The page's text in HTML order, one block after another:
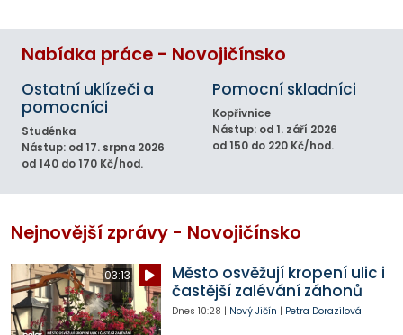
Nabídka práce - Novojičínsko
Ostatní uklízeči a
pomocníci
Studénka
Nástup: od 17. srpna 2026
od 140 do 170 Kč/hod.
Pomocní skladníci
Kopřivnice
Nástup: od 1. září 2026
od 150 do 220 Kč/hod.
Nejnovější zprávy - Novojičínsko
03:13
Město osvěžují kropení ulic i
častější zalévání záhonů
Dnes 10:28 | Nový Jičín | Petra Dorazilová